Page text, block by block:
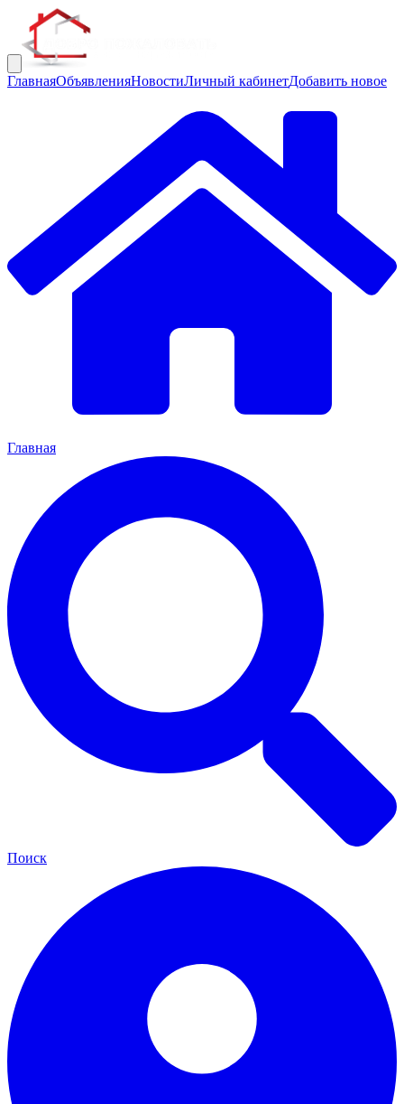
ГлавнаяОбъявленияНовостиЛичный кабинетДобавить новое
Главная
Поиск